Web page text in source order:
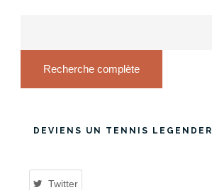
Recherche complète
DEVIENS UN TENNIS LEGENDER
Twitter